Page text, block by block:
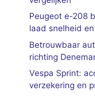
Peugeot e-208
laad snelheid
Betrouwbaar
richting
Vespa Sprint:
verzekering en